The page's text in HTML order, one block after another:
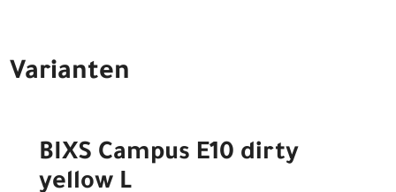
Varianten
BIXS Campus E10 dirty
yellow L